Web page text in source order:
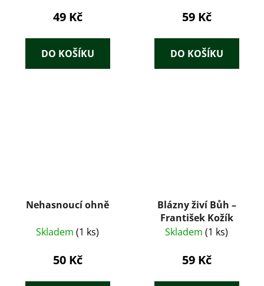
49 Kč
DO KOŠÍKU
59 Kč
DO KOŠÍKU
Nehasnoucí ohně
Skladem (1 ks)
50 Kč
Blázny živí Bůh –
František Kožík
Skladem (1 ks)
59 Kč